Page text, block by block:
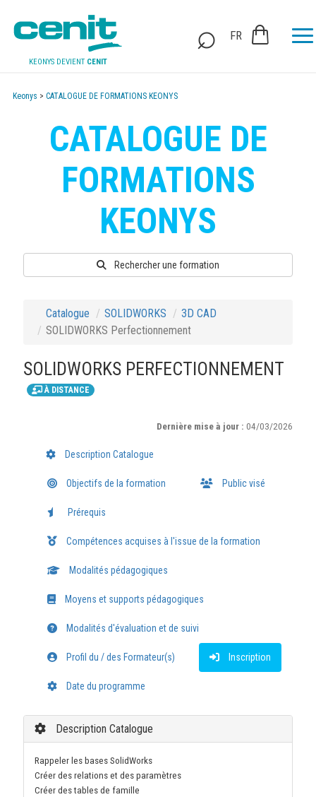
KEONYS DEVIENT CENIT
FR
Keonys > CATALOGUE DE FORMATIONS KEONYS
CATALOGUE DE
FORMATIONS
KEONYS
Rechercher une formation
Catalogue SOLIDWORKS
3D CAD
SOLIDWORKS Perfectionnement
SOLIDWORKS PERFECTIONNEMENT
À DISTANCE
Dernière mise à jour :04/03/2026
Description Catalogue
Objectifs de la formation Public visé
Prérequis
Compétences acquises à l'issue de la formation
Modalités pédagogiques
Moyens et supports pédagogiques
Modalités d'évaluation et de suivi
Profil du / des Formateur(s) Inscription
Date du programme
Description Catalogue
Rappeler les bases SolidWorks
Créer des relations et des paramètres
Créer des tables de famille